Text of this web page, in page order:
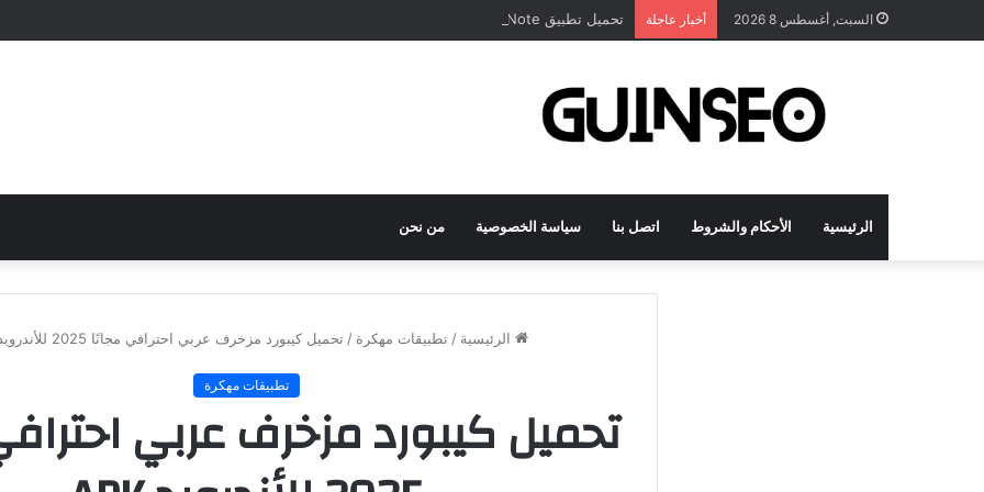
السبت, أغسطس 8 2026 أخبار عاجلة تحميل تطبيق DrawNote مهكر 2026 النسخة المدفوعة للأندرويد مجاناً
الرئيسية الأحكام والشروط اتصل بنا سياسة الخصوصية من نحن
الرئيسية / تطبيقات مهكرة / تحميل كيبورد مزخرف عربي احترافي مجانًا 2025 للأندرويد APK
تطبيقات مهكرة
تحميل كيبورد مزخرف عربي